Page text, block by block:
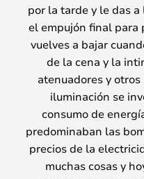
por la tarde y le das
el empujón final para
vuelves a bajar
de la cena y la
atenuadores y
iluminación se
consumo de
predominaban las
precios de la
muchas cosas y